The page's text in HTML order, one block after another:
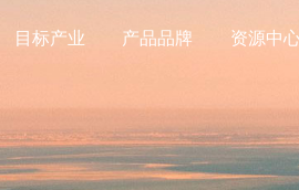
目标产业 产品品牌 资源中